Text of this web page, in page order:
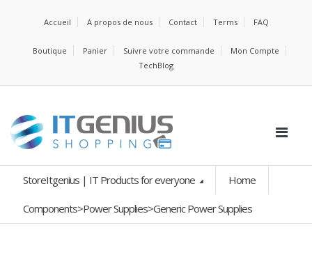
Accueil A propos de nous Contact Terms FAQ
Boutique Panier Suivre votre commande
Mon Compte
TechBlog
StoreItgenius | IT Products for everyone Home
Components>Power Supplies>Generic Power Supplies